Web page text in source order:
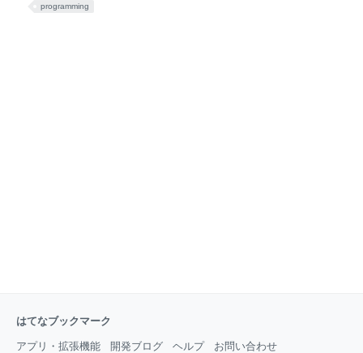
文法は、 プチコン
programming
はてなブックマーク
アプリ・拡張機能 開発ブログ ヘルプ お問い合わせ